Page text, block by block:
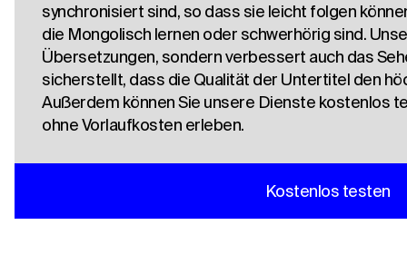
synchronisiert sind, so dass sie leicht folgen
die Mongolisch lernen oder schwerhörig sind.
Übersetzungen, sondern verbessert auch das
sicherstellt, dass die Qualität der Untertitel den
Außerdem können Sie unsere Dienste kostenlos
ohne Vorlaufkosten erleben.
Kostenlos testen